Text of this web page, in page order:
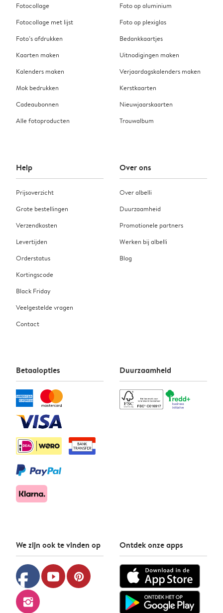
Fotocollage
Fotocollage met lijst
Foto’s afdrukken
Kaarten maken
Kalenders maken
Mok bedrukken
Cadeaubonnen
Alle fotoproducten
Foto op aluminium
Foto op plexiglas
Bedankkaartjes
Uitnodigingen maken
Verjaardagskalenders maken
Kerstkaarten
Nieuwjaarskaarten
Trouwalbum
Help
Prijsoverzicht
Grote bestellingen
Verzendkosten
Levertijden
Orderstatus
Kortingscode
Black Friday
Veelgestelde vragen
Contact
Over ons
Over albelli
Duurzaamheid
Promotionele partners
Werken bij albelli
Blog
Betaalopties Duurzaamheid
We zijn ook te vinden op
facebook youtube pinterest
instagram
Ontdek onze apps